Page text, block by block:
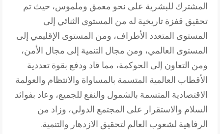
المشترك للبشرية على نحو معمق وملموس، حيث تم
تحقيق قفزة تاريخية له من المستوى الثنائي إلى
المستوى المتعدد الأطراف، ومن المستوى الإقليمي إلى
المستوى العالمي، ومن مجال التنمية إلى مجال الأمن،
ومن التعاون إلى الحوكمة، مما قاد ودفع بقوة تعددية
الأقطاب العالمية المتسمة بالمساواة والانتظام والعولمة
الاقتصادية المتسمة بالشمول والنفع للجميع، وعاد بفوائد
السلام والاستقرار على المجتمع الدولي، وزاد من
الرفاهية لشعوب العالم لتحقيق الازدهار والتنمية.